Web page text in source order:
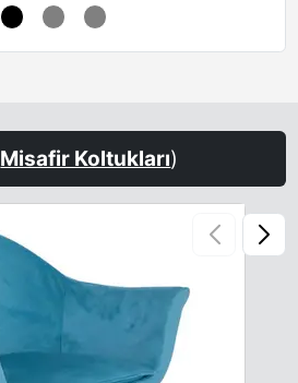
Misafir Koltukları)